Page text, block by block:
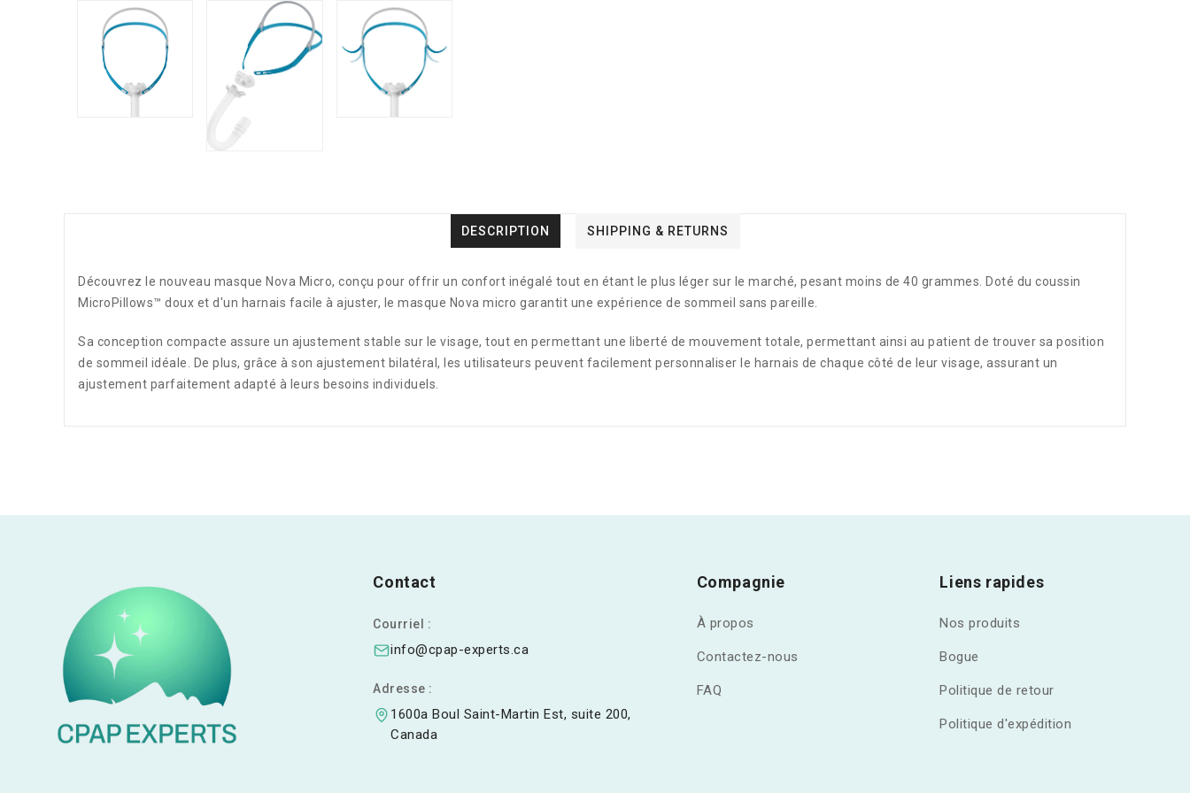
DESCRIPTION SHIPPING & RETURNS
Découvrez le nouveau masque Nova Micro, conçu pour offrir un confort inégalé tout en étant le plus léger sur le marché, pesant moins de 40 grammes. Doté du coussin
MicroPillows™ doux et d'un harnais facile à ajuster, le masque Nova micro garantit une expérience de sommeil sans pareille.
Sa conception compacte assure un ajustement stable sur le visage, tout en permettant une liberté de mouvement totale, permettant ainsi au patient de trouver sa position
de sommeil idéale. De plus, grâce à son ajustement bilatéral, les utilisateurs peuvent facilement personnaliser le harnais de chaque côté de leur visage, assurant un
ajustement parfaitement adapté à leurs besoins individuels.
Contact
Courriel :
info@cpap-experts.ca
Adresse :
1600a Boul Saint-Martin Est, suite 200,
Canada
Compagnie
À propos
Contactez-nous
FAQ
Liens rapides
Nos produits
Bogue
Politique de retour
Politique d'expédition